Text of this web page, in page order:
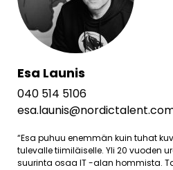
Esa Launis
040 514 5106
“Esa puhuu enemmän kuin tuhat
tulevalle tiimiläiselle. Yli 20 vuoden
suurinta osaa IT -alan hommista.